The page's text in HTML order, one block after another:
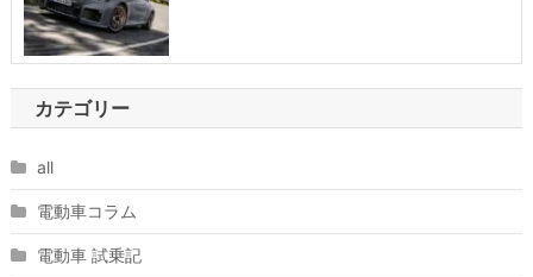
カテゴリー
all
電動車コラム
電動車 試乗記